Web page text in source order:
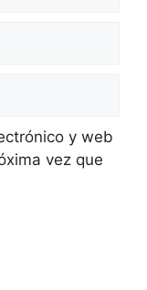
y web
vez que